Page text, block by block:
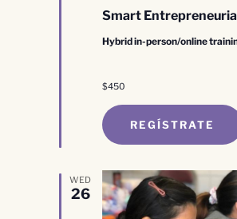
Smart
Hybrid in-person/online
$450
REGÍSTRATE
WED
26